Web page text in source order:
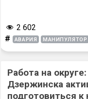
2 602
# АВАРИЯ МАНИПУЛЯТОР
Работа на
Дзержинска
подготовиться